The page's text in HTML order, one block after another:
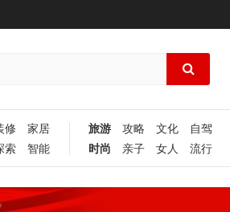
修
家居
索 智能
旅游 攻略 文化
自驾
时尚
亲子 女人 流行